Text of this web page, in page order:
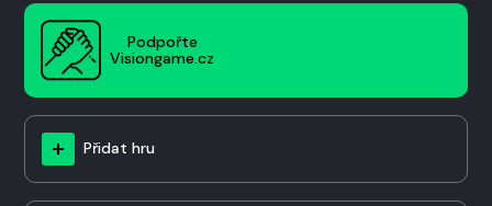
Podpořte
Visiongame.cz
Přidat hru